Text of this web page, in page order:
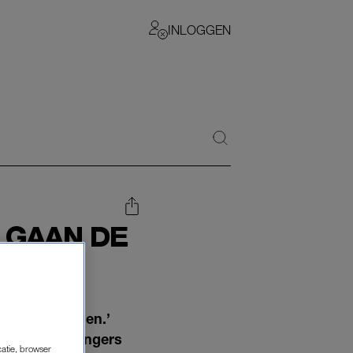
INLOGGEN
DE
je me bellen.’
voorbijgangers
browser